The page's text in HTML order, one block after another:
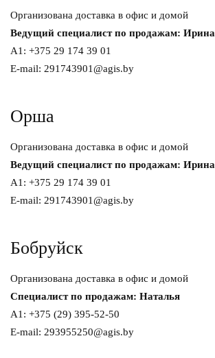
Организована доставка в офис и домой
Ведущий специалист по продажам: Ирина
A1: +375 29 174 39 01
E-mail: 291743901@agis.by
Орша
Организована доставка в офис и домой
Ведущий специалист по продажам: Ирина
A1: +375 29 174 39 01
E-mail: 291743901@agis.by
Бобруйск
Организована доставка в офис и домой
Специалист по продажам: Наталья
A1: +375 (29) 395-52-50
E-mail: 293955250@agis.by